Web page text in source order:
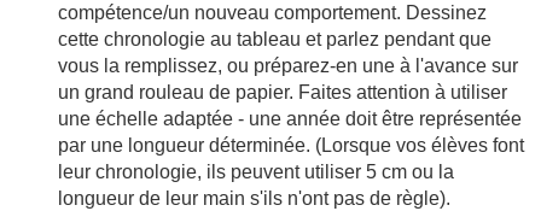
compétence/un nouveau comportement. Dessinez
cette chronologie au tableau et parlez pendant que
vous la remplissez, ou préparez-en une à l'avance sur
un grand rouleau de papier. Faites attention à utiliser
une échelle adaptée - une année doit être représentée
par une longueur déterminée. (Lorsque vos élèves font
leur chronologie, ils peuvent utiliser 5 cm ou la
longueur de leur main s'ils n'ont pas de règle).